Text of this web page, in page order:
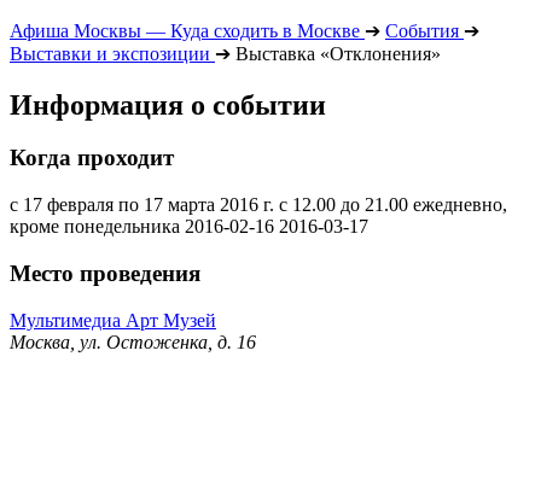
Афиша Москвы — Куда сходить в Москве ➔ События ➔
Выставки и экспозиции ➔ Выставка «Отклонения»
Информация о событии
Когда проходит
с 17 февраля по 17 марта 2016 г. с 12.00 до 21.00 ежедневно,
кроме понедельника 2016-02-16 2016-03-17
Место проведения
Мультимедиа Арт Музей
Москва, ул. Остоженка, д. 16